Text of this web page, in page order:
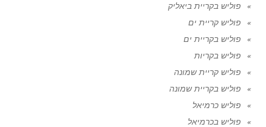
פוליש בקריית ביאליק
פוליש קריית ים
פוליש בקריית ים
פוליש בקריות
פוליש קריית שמונה
פוליש בקריית שמונה
פוליש כרמיאל
פוליש בכרמיאל